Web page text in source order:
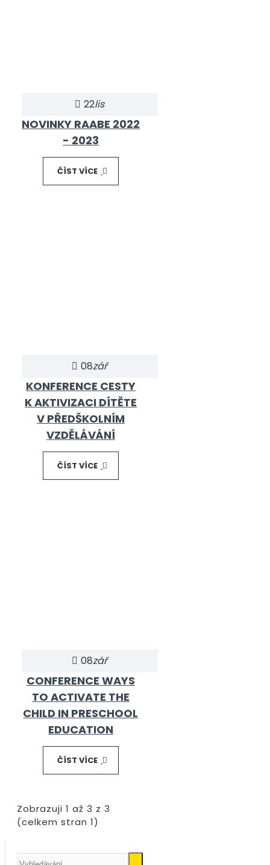
22lis
NOVINKY RAABE 2022
- 2023
ČÍST VÍCE
08zář
KONFERENCE CESTY
K AKTIVIZACI DÍTĚTE
V PŘEDŠKOLNÍM
VZDĚLÁVÁNÍ
ČÍST VÍCE
08zář
CONFERENCE WAYS
TO ACTIVATE THE
CHILD IN PRESCHOOL
EDUCATION
ČÍST VÍCE
Zobrazuji 1 až 3 z 3
(celkem stran 1)